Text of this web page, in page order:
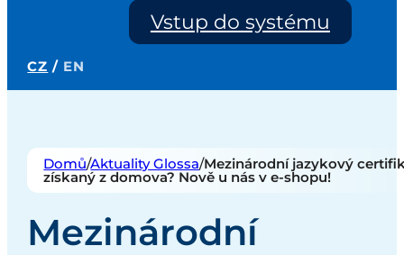
Vstup do systému
CZ / EN
Domů/Aktuality Glossa/Mezinárodní jazykový
získaný z domova? Nově u nás v e-shopu!
Mezinárodní